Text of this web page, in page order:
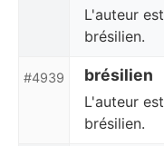
L'auteur est
brésilien.
#4939 brésilien
L'auteur est
brésilien.